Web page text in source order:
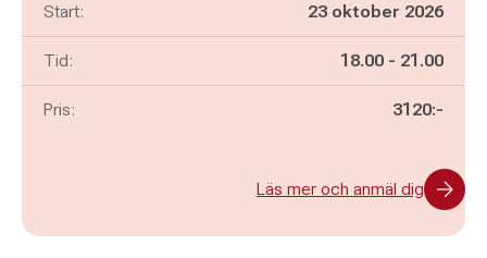
Start: 23 oktober 2026
Tid: Pågår mellan
18.00 - och
21.00
Pris: 3120:-
Läs mer och anmäl dig